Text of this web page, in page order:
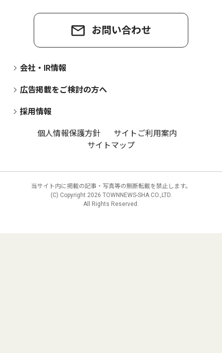
お問い合わせ
会社・IR情報
広告掲載をご検討の方へ
採用情報
個人情報保護方針
サイトご利用案内
サイトマップ
当サイト内に掲載の記事・写真等の無断転載を禁止します。
(C) Copyright 2026 TOWNNEWS-SHA CO.,LTD.
All Rights Reserved.